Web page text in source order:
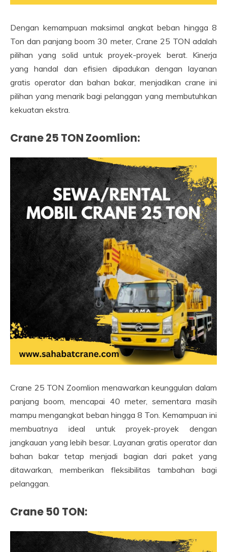
Dengan kemampuan maksimal angkat beban hingga 8
Ton dan panjang boom 30 meter, Crane 25 TON adalah
pilihan yang solid untuk proyek-proyek berat. Kinerja
yang handal dan efisien dipadukan dengan layanan
gratis operator dan bahan bakar, menjadikan crane ini
pilihan yang menarik bagi pelanggan yang membutuhkan
kekuatan ekstra.
Crane 25 TON Zoomlion:
Crane 25 TON Zoomlion menawarkan keunggulan dalam
panjang boom, mencapai 40 meter, sementara masih
mampu mengangkat beban hingga 8 Ton. Kemampuan ini
membuatnya ideal untuk proyek-proyek dengan
jangkauan yang lebih besar. Layanan gratis operator dan
bahan bakar tetap menjadi bagian dari paket yang
ditawarkan, memberikan fleksibilitas tambahan bagi
pelanggan.
Crane 50 TON: